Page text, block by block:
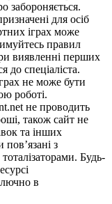
забороняється.
для осіб
іграх може
правил
виявленні перших
до спеціаліста.
не може бути
роботі.
не проводить
також сайт не
та інших
пов’язані з
Будь-
в